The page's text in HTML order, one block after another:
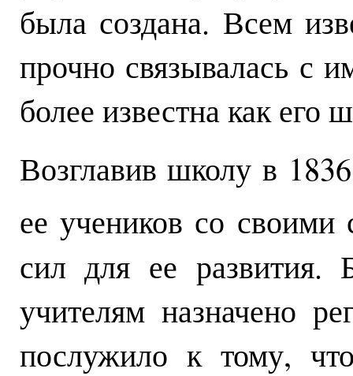
была создана. Всем
прочно связывалась с
более известна как его
Возглавив школу в
ее учеников со своими
сил для ее
учителям назначено
послужило к тому,